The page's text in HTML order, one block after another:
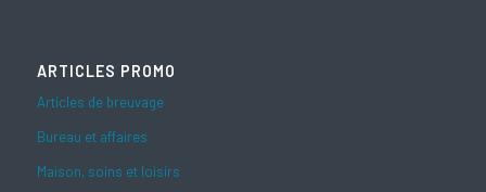
ARTICLES PROMO
Articles de breuvage
Bureau et affaires
Maison, soins et loisirs